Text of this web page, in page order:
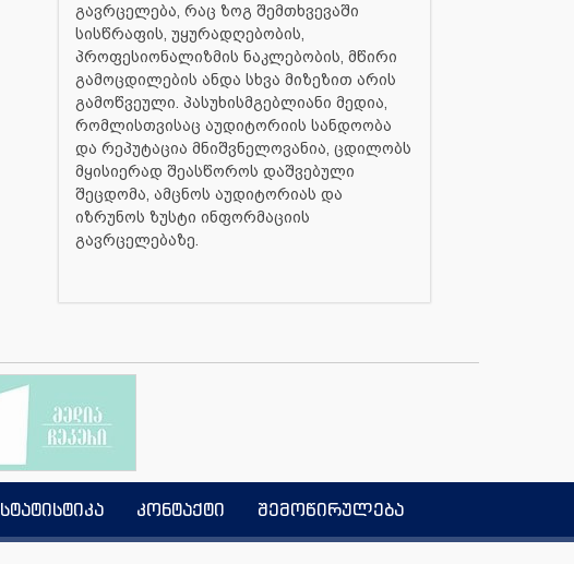
გავრცელება, რაც ზოგ შემთხვევაში
სისწრაფის, უყურადღებობის,
პროფესიონალიზმის ნაკლებობის, მწირი
გამოცდილების ანდა სხვა მიზეზით არის
გამოწვეული. პასუხისმგებლიანი მედია,
რომლისთვისაც აუდიტორიის სანდოობა
და რეპუტაცია მნიშვნელოვანია, ცდილობს
მყისიერად შეასწოროს დაშვებული
შეცდომა, ამცნოს აუდიტორიას და
იზრუნოს ზუსტი ინფორმაციის
გავრცელებაზე.
სტატისტიკა კონტაქტი შემოწირულება